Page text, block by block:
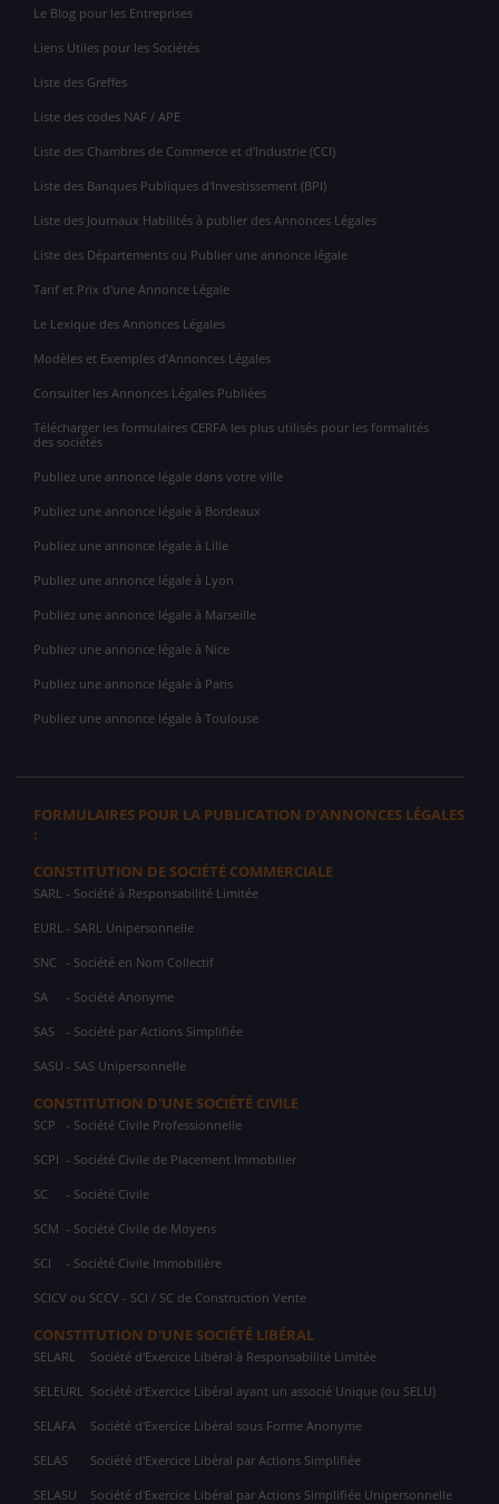
Le Blog pour les Entreprises
Liens Utiles pour les Sociétés
Liste des Greffes
Liste des codes NAF / APE
Liste des Chambres de Commerce et d'Industrie (CCI)
Liste des Banques Publiques d'Investissement (BPI)
Liste des Journaux Habilités à publier des Annonces Légales
Liste des Départements ou Publier une annonce légale
Tarif et Prix d'une Annonce Légale
Le Lexique des Annonces Légales
Modèles et Exemples d'Annonces Légales
Consulter les Annonces Légales Publiées
Télécharger les formulaires CERFA les plus utilisés pour les formalités
des sociétés
Publiez une annonce légale dans votre ville
Publiez une annonce légale à Bordeaux
Publiez une annonce légale à Lille
Publiez une annonce légale à Lyon
Publiez une annonce légale à Marseille
Publiez une annonce légale à Nice
Publiez une annonce légale à Paris
Publiez une annonce légale à Toulouse
FORMULAIRES POUR LA PUBLICATION D'ANNONCES LÉGALES
:
CONSTITUTION DE SOCIÉTÉ COMMERCIALE
SARL - Société à Responsabilité Limitée
EURL - SARL Unipersonnelle
SNC - Société en Nom Collectif
SA - Société Anonyme
SAS - Société par Actions Simplifiée
SASU - SAS Unipersonnelle
CONSTITUTION D'UNE SOCIÉTÉ CIVILE
SCP - Société Civile Professionnelle
SCPI - Société Civile de Placement Immobilier
SC - Société Civile
SCM - Société Civile de Moyens
SCI - Société Civile Immobilière
SCICV ou SCCV - SCI / SC de Construction Vente
CONSTITUTION D'UNE SOCIÉTÉ LIBÉRAL
SELARL Société d'Exercice Libéral à Responsabilité Limitée
SELEURL Société d'Exercice Libéral ayant un associé Unique (ou SELU)
SELAFA Société d'Exercice Libéral sous Forme Anonyme
SELAS Société d'Exercice Libéral par Actions Simplifiée
SELASU Société d'Exercice Libéral par Actions Simplifiée Unipersonnelle